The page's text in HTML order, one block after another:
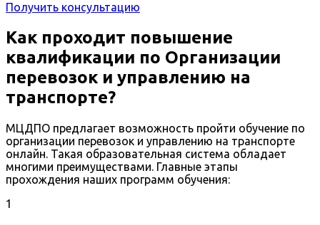
Получить консультацию
Как проходит повышение
квалификации по Организации
перевозок и управлению на
транспорте?
МЦДПО предлагает возможность пройти обучение по
организации перевозок и управлению на транспорте
онлайн. Такая образовательная система обладает
многими преимуществами. Главные этапы
прохождения наших программ обучения:
1